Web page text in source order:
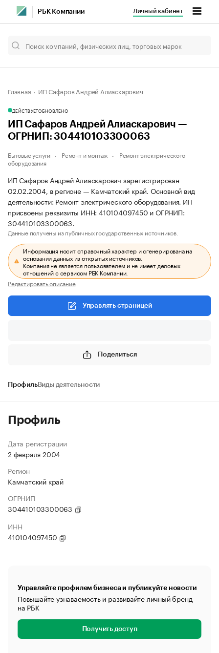
РБК Компании Личный кабинет
Главная ИП Сафаров Андрей Алиаскарович
ДЕЙСТВУЕТОБНОВЛЕНО
ИП Сафаров Андрей Алиаскарович —
ОГРНИП: 304410103300063
Бытовые услуги Ремонт и монтаж
Ремонт электрического
оборудования
ИП Сафаров Андрей Алиаскарович зарегистрирован
02.02.2004, в регионе — Камчатский край. Основной вид
деятельности: Ремонт электрического оборудования. ИП
присвоены реквизиты ИНН: 410104097450 и ОГРНИП:
304410103300063.
Данные получены из публичных государственных источников.
Информация носит справочный характер и сгенерирована на
основании данных из открытых источников.
Компания не является пользователем и не имеет деловых
отношений с сервисом РБК Компании.
Редактировать описание
Управлять страницей
Поделиться
ПрофильВиды деятельности
Профиль
Дата регистрации
2 февраля 2004
Регион
Камчатский край
ОГРНИП
304410103300063
ИНН
410104097450
Управляйте профилем бизнеса и публикуйте новости
Повышайте узнаваемость и развивайте личный бренд
на РБК
Получить доступ